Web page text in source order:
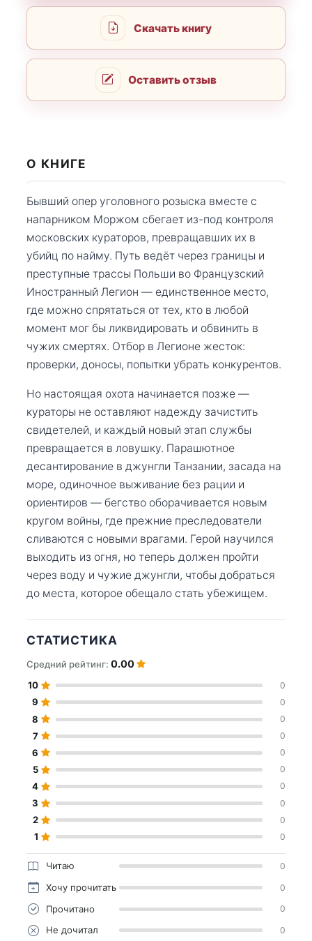
Скачать книгу
Оставить отзыв
О КНИГЕ
Бывший опер уголовного розыска вместе с
напарником Моржом сбегает из-под контроля
московских кураторов, превращавших их в
убийц по найму. Путь ведёт через границы и
преступные трассы Польши во Французский
Иностранный Легион — единственное место,
где можно спрятаться от тех, кто в любой
момент мог бы ликвидировать и обвинить в
чужих смертях. Отбор в Легионе жесток:
проверки, доносы, попытки убрать конкурентов.
Но настоящая охота начинается позже —
кураторы не оставляют надежду зачистить
свидетелей, и каждый новый этап службы
превращается в ловушку. Парашютное
десантирование в джунгли Танзании, засада на
море, одиночное выживание без рации и
ориентиров — бегство оборачивается новым
кругом войны, где прежние преследователи
сливаются с новыми врагами. Герой научился
выходить из огня, но теперь должен пройти
через воду и чужие джунгли, чтобы добраться
до места, которое обещало стать убежищем.
СТАТИСТИКА
Средний рейтинг: 0.00
10 0
9 0
8 0
7 0
6 0
5 0
4 0
3 0
2 0
1 0
Читаю 0
Хочу прочитать 0
Прочитано 0
Не дочитал 0